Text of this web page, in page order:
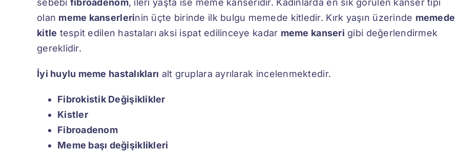
olan meme kanserlerinin üçte birinde ilk bulgu memede kitledir. Kırk yaşın üzerinde memede
kitle tespit edilen hastaları aksi ispat edilinceye kadar meme kanseri gibi değerlendirmek
gereklidir.
İyi huylu meme hastalıkları alt gruplara ayrılarak incelenmektedir.
Fibrokistik Değişiklikler
Kistler
Fibroadenom
Meme başı değişiklikleri